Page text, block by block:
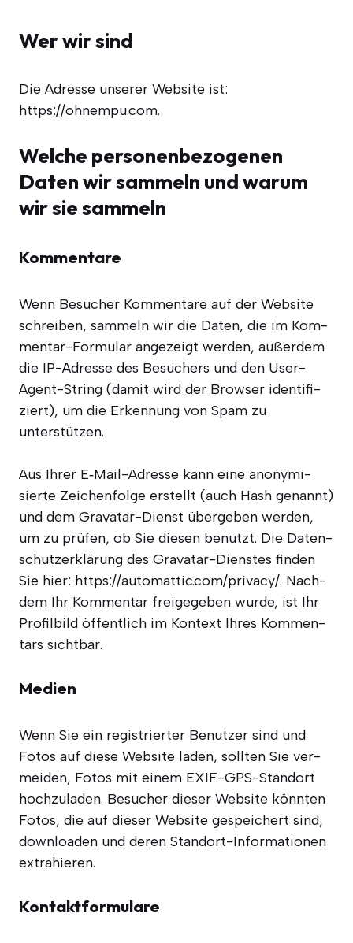
Wer wir sind
Die Adres­se unse­rer Web­site ist:
https://ohnempu.com.
Welche personenbezogenen
Daten wir sammeln und warum
wir sie sammeln
Kommentare
Wenn Besu­cher Kom­men­ta­re auf der Web­site
schrei­ben, sam­meln wir die Daten, die im Kom­
men­tar-For­mu­lar ange­zeigt wer­den, außer­dem
die IP-Adres­se des Besu­chers und den User-
Agent-String (damit wird der Brow­ser iden­ti­fi­
ziert), um die Erken­nung von Spam zu
unterstützen.
Aus Ihrer E‑Mail-Adres­se kann eine anony­mi­
sier­te Zei­chen­fol­ge erstellt (auch Hash genannt)
und dem Grava­tar-Dienst über­ge­ben wer­den,
um zu prü­fen, ob Sie die­sen benutzt. Die Daten­
schutz­er­klä­rung des Grava­tar-Diens­tes fin­den
Sie hier: https://automattic.com/privacy/. Nach­
dem Ihr Kom­men­tar frei­ge­ge­ben wur­de, ist Ihr
Pro­fil­bild öffent­lich im Kon­text Ihres Kom­men­
tars sichtbar.
Medien
Wenn Sie ein regis­trier­ter Benut­zer sind und
Fotos auf die­se Web­site laden, soll­ten Sie ver­
mei­den, Fotos mit einem EXIF-GPS-Stand­ort
hoch­zu­la­den. Besu­cher die­ser Web­site könn­ten
Fotos, die auf die­ser Web­site gespei­chert sind,
down­loa­den und deren Stand­ort-Infor­ma­tio­nen
extrahieren.
Kontaktformulare